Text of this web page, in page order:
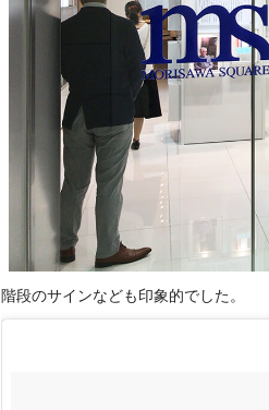
階段のサインなども印象的でした。